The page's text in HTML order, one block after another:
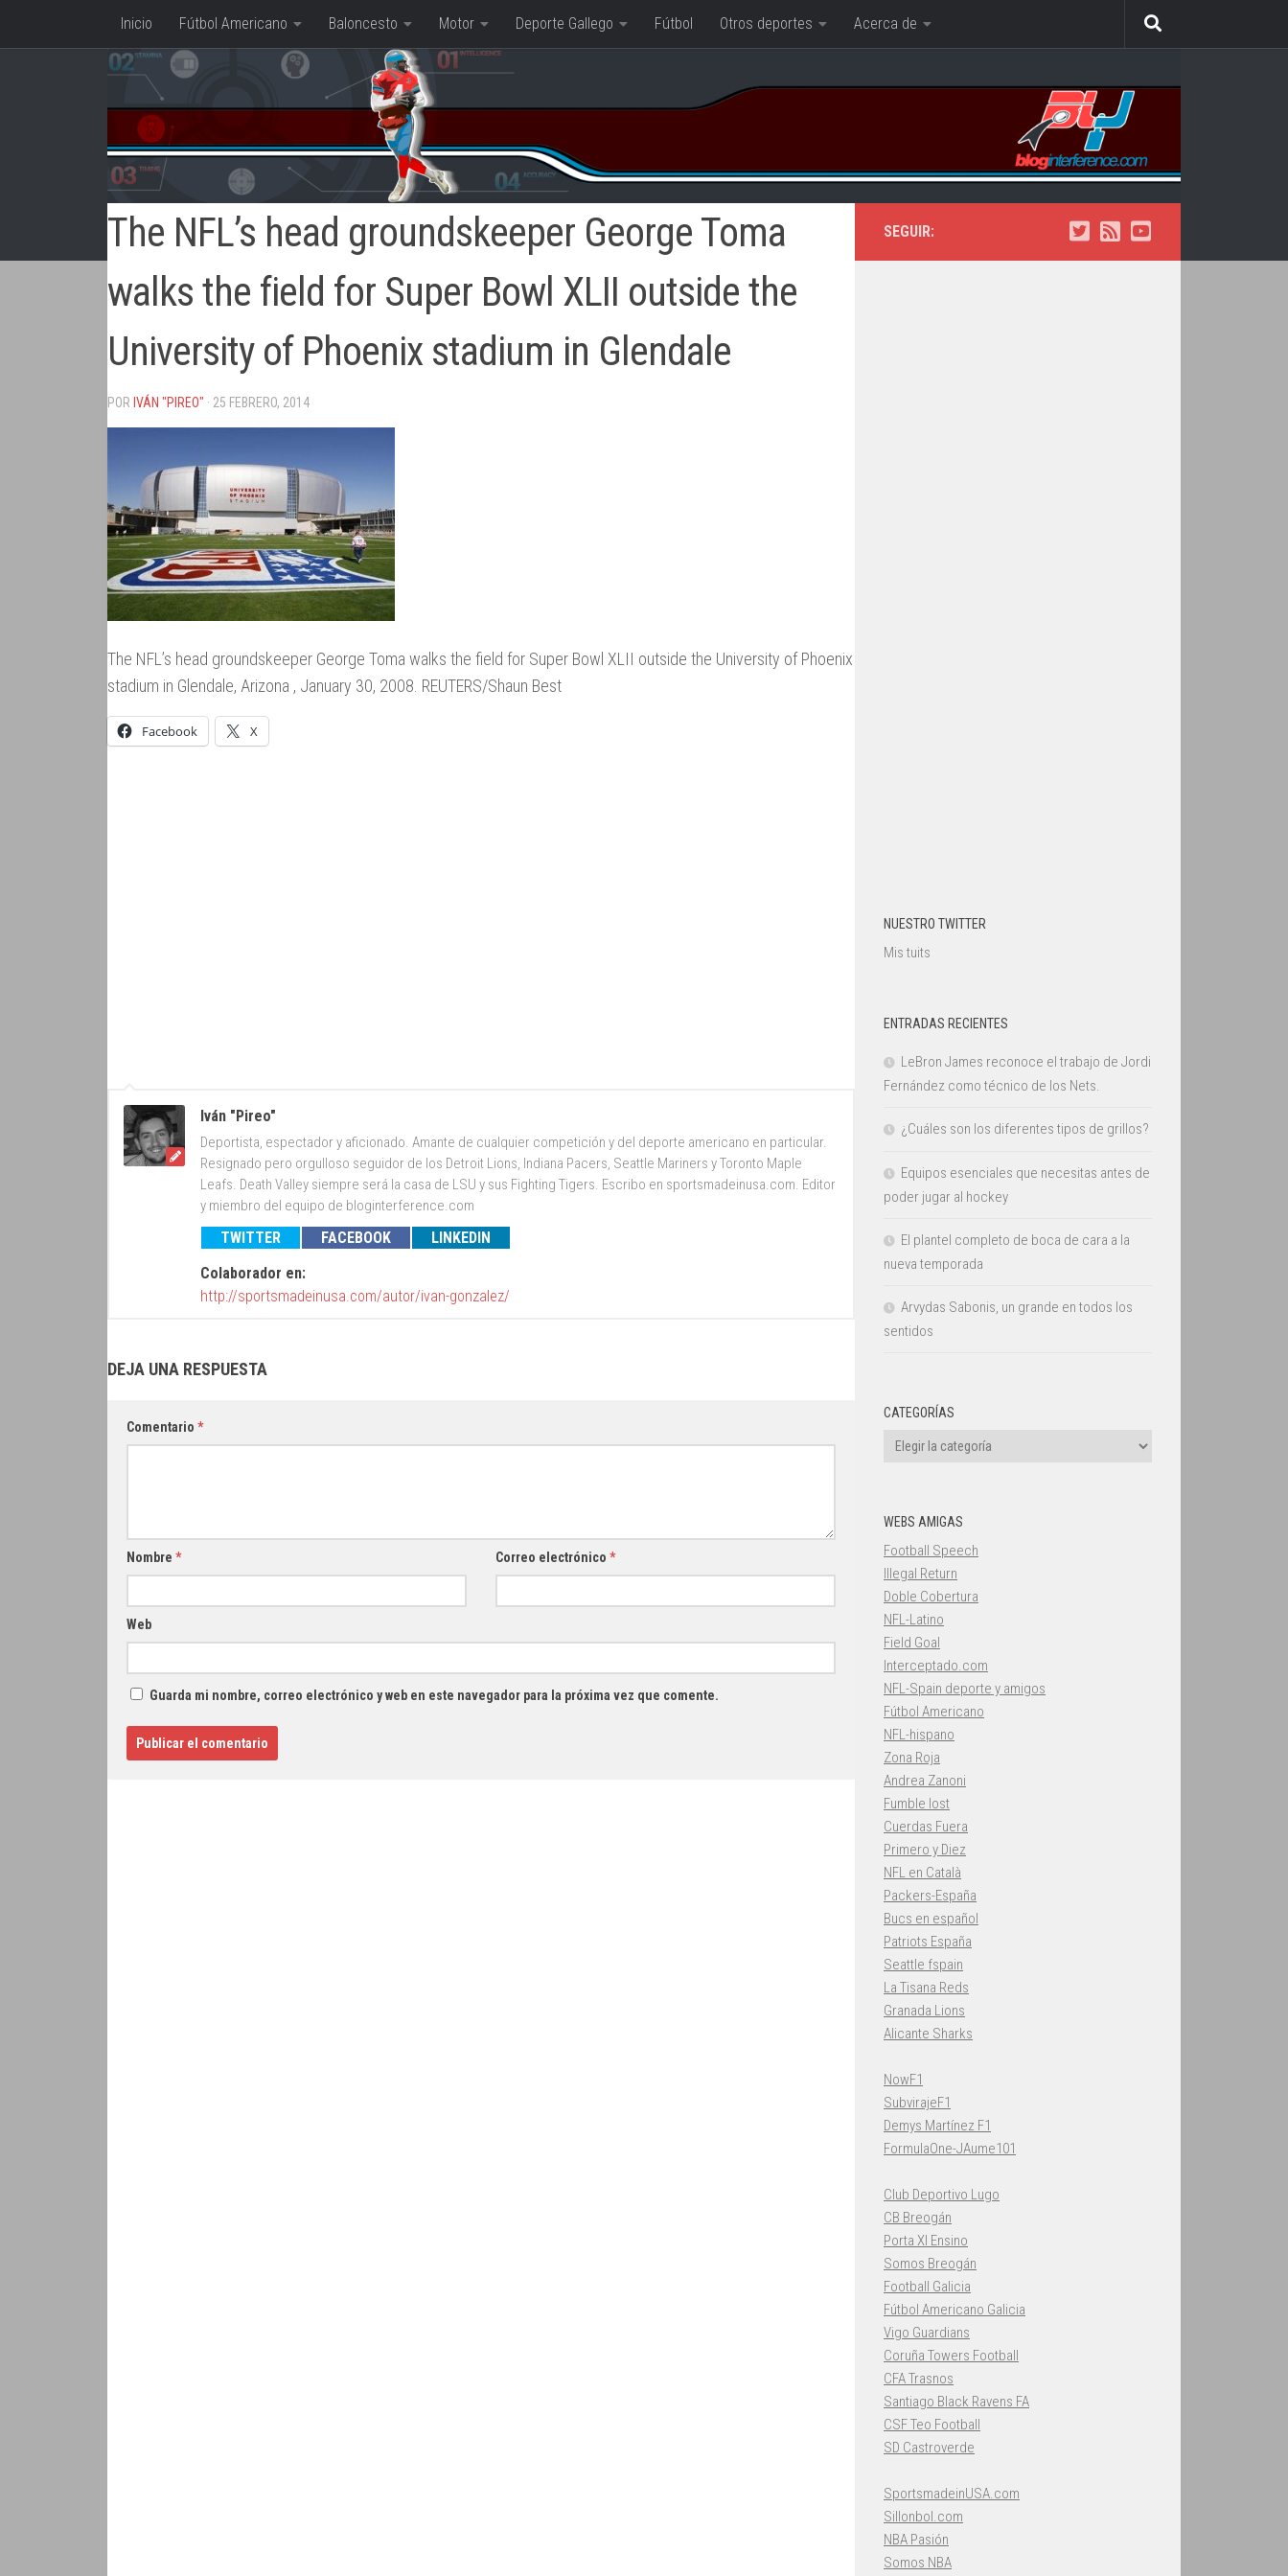
Saltar al contenido
Inicio Fútbol Americano Baloncesto Motor Deporte Gallego Fútbol Otros deportes Acerca de
The NFL’s head groundskeeper George Toma
walks the field for Super Bowl XLII outside the
University of Phoenix stadium in Glendale
POR IVÁN "PIREO" · 25 FEBRERO, 2014
The NFL’s head groundskeeper George Toma walks the field for Super Bowl XLII outside the University of Phoenix
stadium in Glendale, Arizona , January 30, 2008. REUTERS/Shaun Best
Facebook X
Iván "Pireo"
Deportista, espectador y aficionado. Amante de cualquier competición y del deporte americano en particular.
Resignado pero orgulloso seguidor de los Detroit Lions, Indiana Pacers, Seattle Mariners y Toronto Maple
Leafs. Death Valley siempre será la casa de LSU y sus Fighting Tigers. Escribo en sportsmadeinusa.com. Editor
y miembro del equipo de bloginterference.com
TWITTER FACEBOOK
LINKEDIN
Colaborador en:
http://sportsmadeinusa.com/autor/ivan-gonzalez/
DEJA UNA RESPUESTA
Comentario *
Nombre * Correo electrónico *
Web
Guarda mi nombre, correo electrónico y web en este navegador para la próxima vez que comente.
SEGUIR:
NUESTRO TWITTER
Mis tuits
ENTRADAS RECIENTES
LeBron James reconoce el trabajo de Jordi
Fernández como técnico de los Nets.
¿Cuáles son los diferentes tipos de grillos?
Equipos esenciales que necesitas antes de
poder jugar al hockey
El plantel completo de boca de cara a la
nueva temporada
Arvydas Sabonis, un grande en todos los
sentidos
CATEGORÍAS
Categorías
WEBS AMIGAS
Football Speech
Illegal Return
Doble Cobertura
NFL-Latino
Field Goal
Interceptado.com
NFL-Spain deporte y amigos
Fútbol Americano
NFL-hispano
Zona Roja
Andrea Zanoni
Fumble lost
Cuerdas Fuera
Primero y Diez
NFL en Català
Packers-España
Bucs en español
Patriots España
Seattle fspain
La Tisana Reds
Granada Lions
Alicante Sharks
NowF1
SubvirajeF1
Demys Martínez F1
FormulaOne-JAume101
Club Deportivo Lugo
CB Breogán
Porta XI Ensino
Somos Breogán
Football Galicia
Fútbol Americano Galicia
Vigo Guardians
Coruña Towers Football
CFA Trasnos
Santiago Black Ravens FA
CSF Teo Football
SD Castroverde
SportsmadeinUSA.com
Sillonbol.com
NBA Pasión
Somos NBA